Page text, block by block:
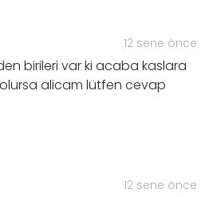
12 sene önce
birileri var ki acaba kaslara
alicam lütfen cevap
12 sene önce